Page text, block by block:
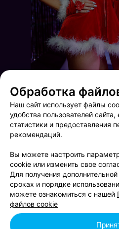
Terra Karaoke
Обработка
Наш сайт использует файлы
удобства пользователей
статистики и предоставления
рекомендаций.
Вы можете настроить
cookie или изменить свое
Для получения
сроках и порядке
можете ознакомиться с нашей
файлов cookie